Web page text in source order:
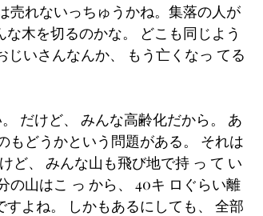
売れないっちゅうかね。集落の人が
木を切るのかな。 どこも同じよう
いさんなんか、 もう亡くなっ てる
だけど、 みんな高齢化だから。 あ
もどうかという問題がある。 それは
ど、 みんな山も飛び地で持 っ て い
の山はこ っ から、 40キ ロぐらい離
よね。 しかもあるにしても、 全部